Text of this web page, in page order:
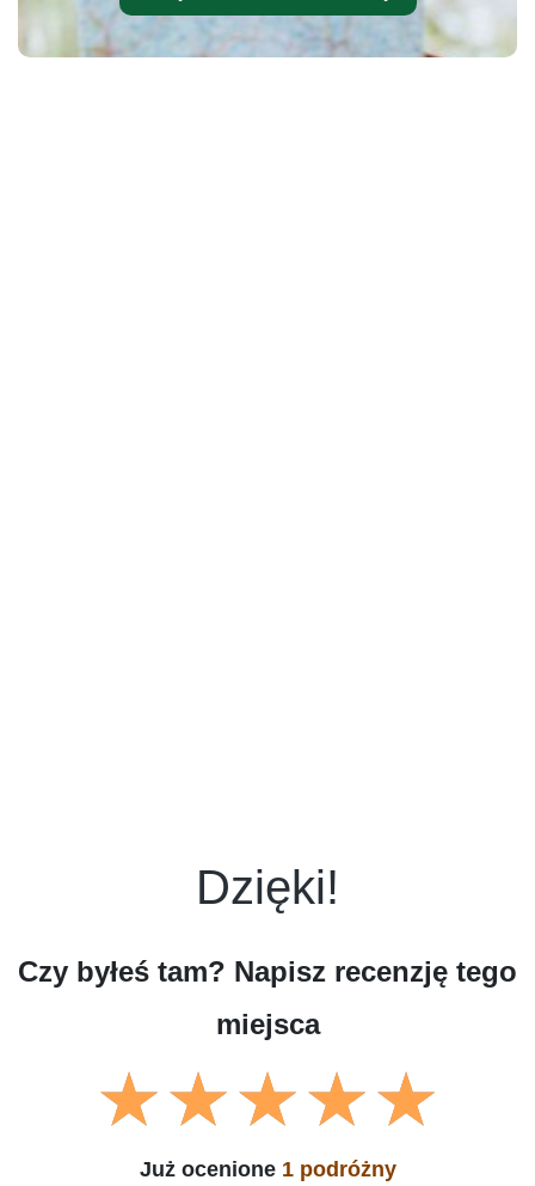
Dzięki!
Czy byłeś tam? Napisz recenzję tego
miejsca
Już ocenione 1 podróżny